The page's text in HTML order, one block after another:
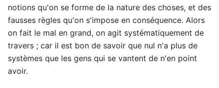
notions qu'on se forme de la nature des choses, et des
fausses règles qu'on s'impose en conséquence. Alors
on fait le mal en grand, on agit systématiquement de
travers ; car il est bon de savoir que nul n'a plus de
systèmes que les gens qui se vantent de n'en point
avoir.